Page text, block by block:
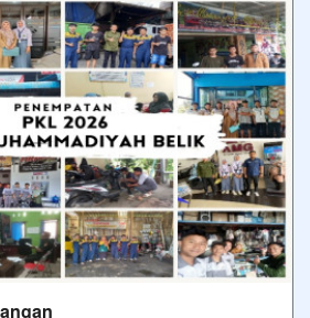
di SMK
wajib di luar sekolah di
(IDUKA) untuk mengaplikasikan
Admin SMKMBP - Dilihat 367 kali